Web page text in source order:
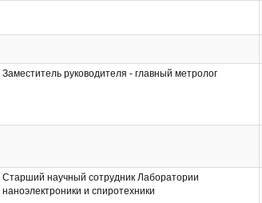
Заместитель руководителя - главный метролог
Старший научный сотрудник Лаборатории
наноэлектроники и спиротехники